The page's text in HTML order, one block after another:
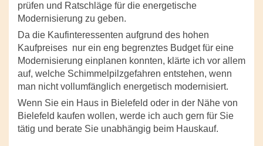
prüfen und Ratschläge für die energetische
Modernisierung zu geben.
Da die Kaufinteressenten aufgrund des hohen
Kaufpreises nur ein eng begrenztes Budget für eine
Modernisierung einplanen konnten, klärte ich vor allem
auf, welche Schimmelpilzgefahren entstehen, wenn
man nicht vollumfänglich energetisch modernisiert.
Wenn Sie ein Haus in Bielefeld oder in der Nähe von
Bielefeld kaufen wollen, werde ich auch gern für Sie
tätig und berate Sie unabhängig beim Hauskauf.